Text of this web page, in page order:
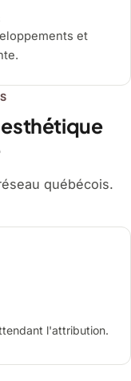
et
québécois.
l'attribution.